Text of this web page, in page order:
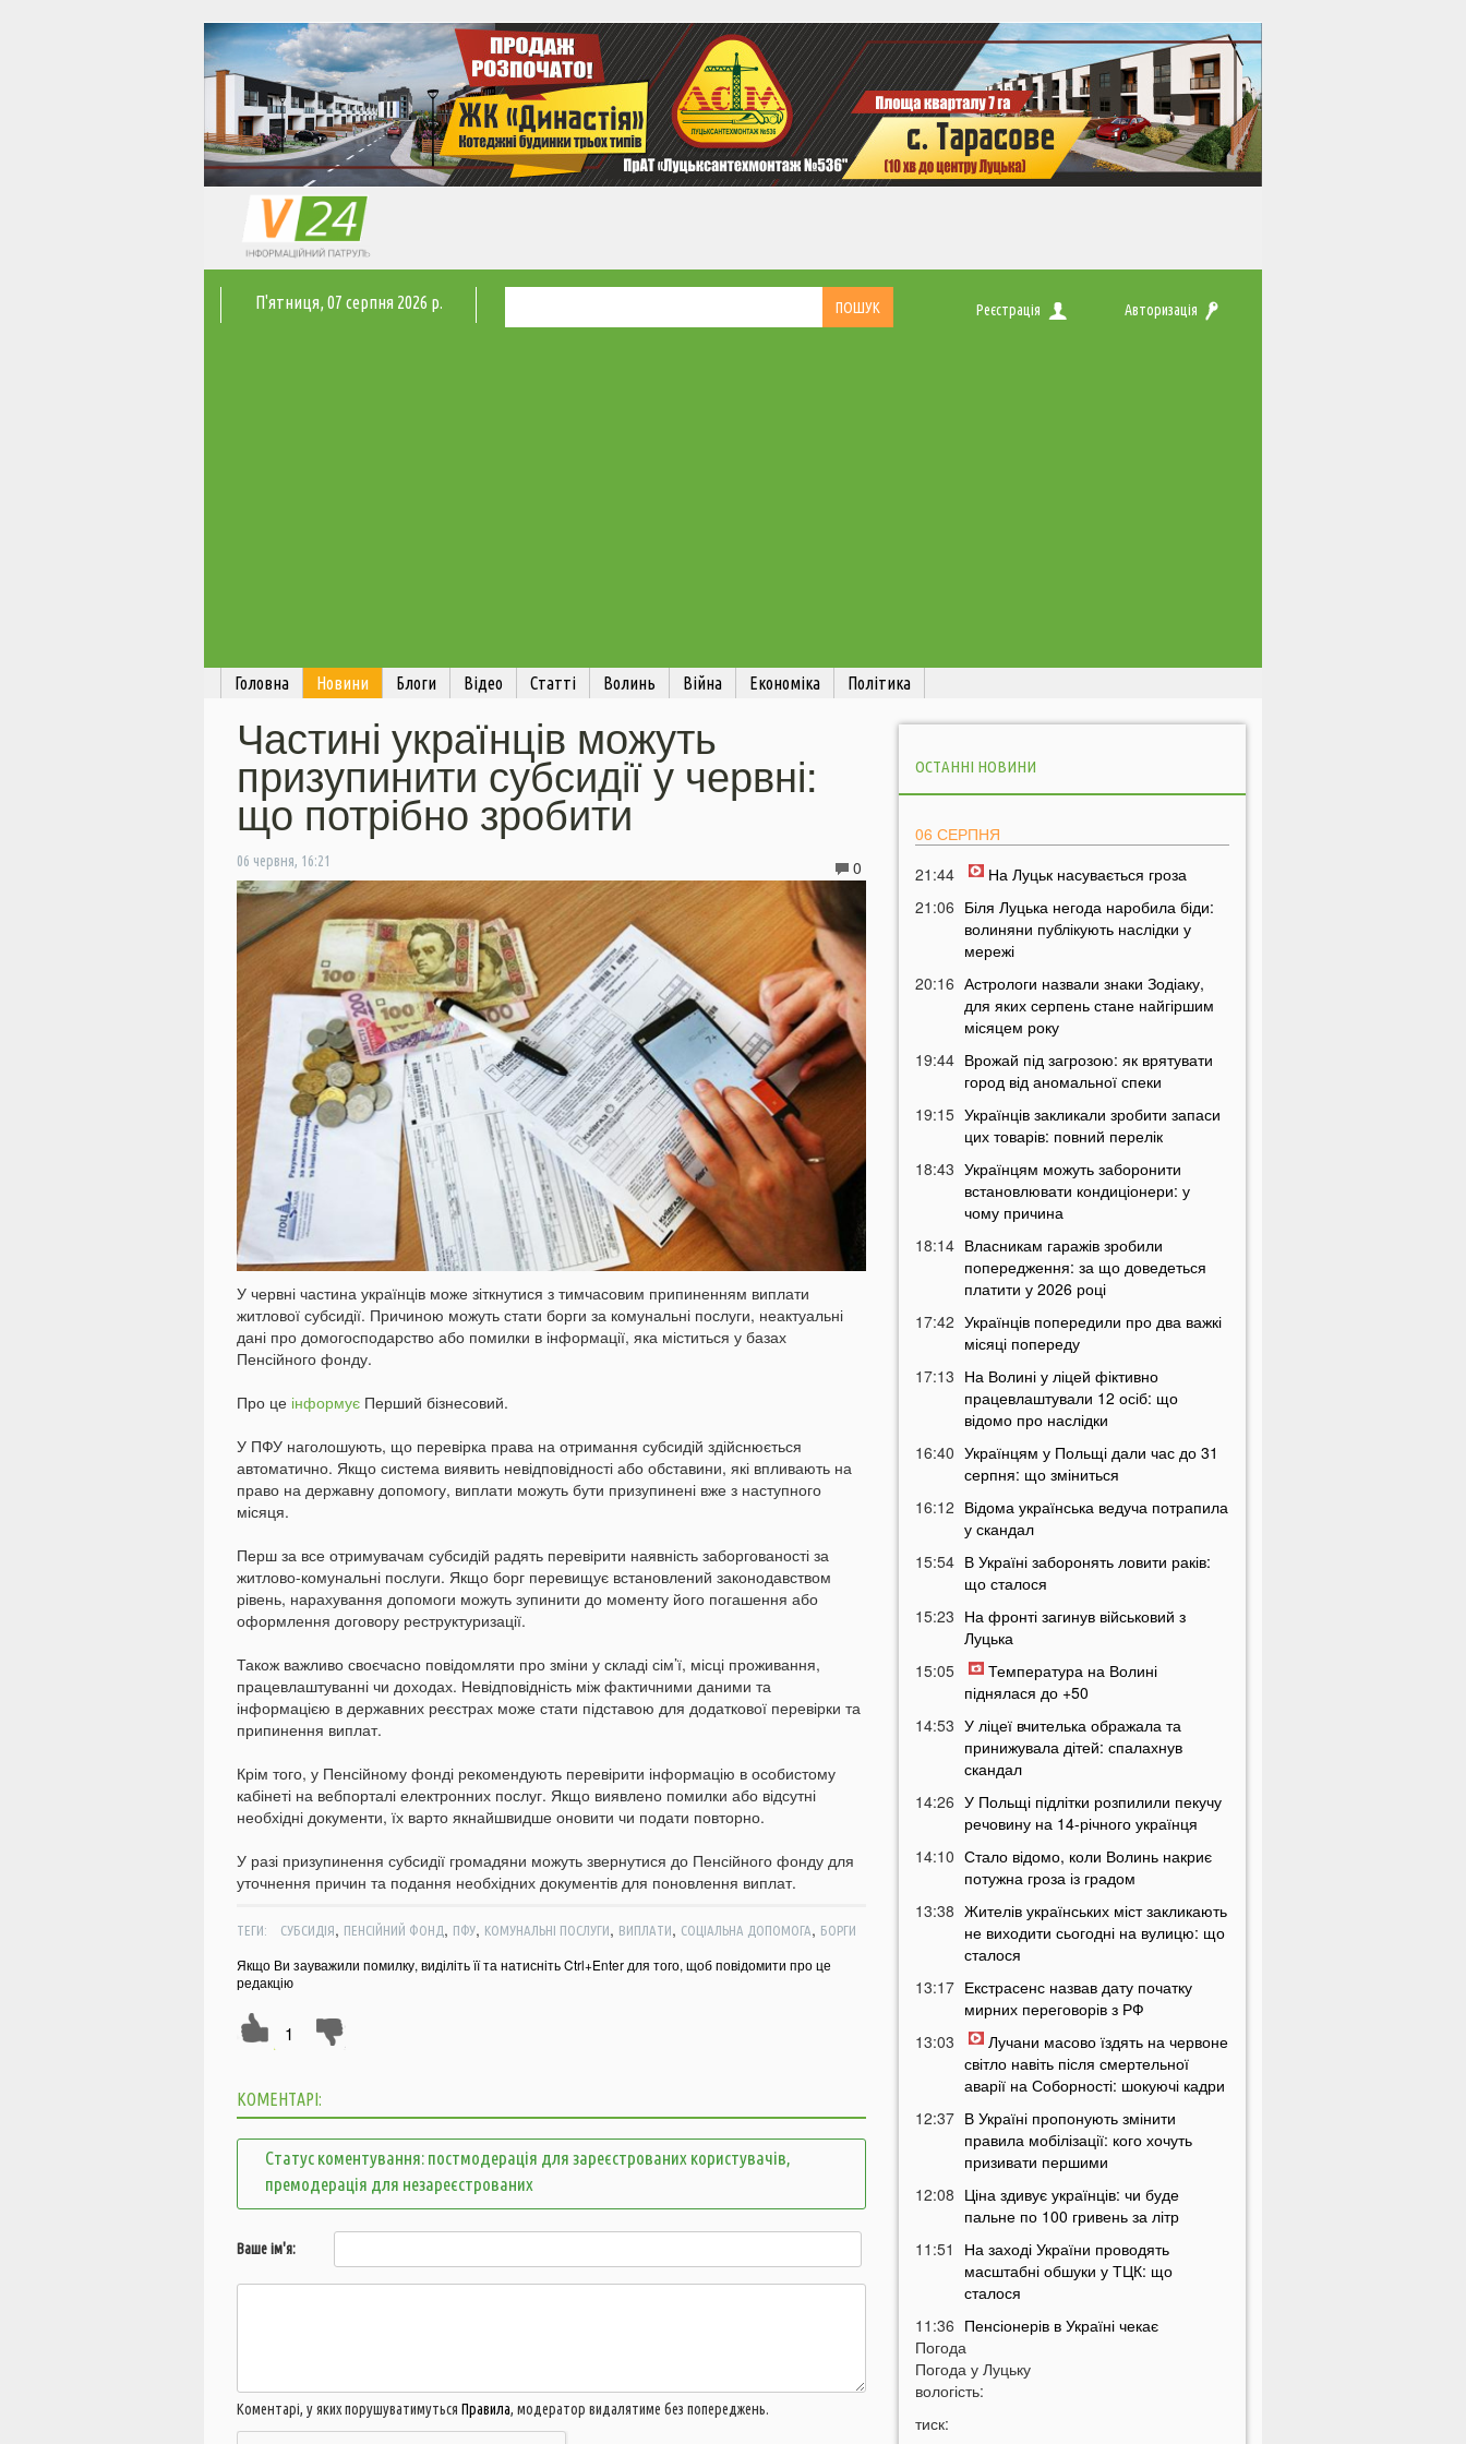
П'ятниця, 07 серпня 2026 р. Реєстрація Авторизація
Головна Новини Блоги Відео Статті Волинь Війна Економіка Політика
Частині українців можуть
призупинити субсидії у червні:
що потрібно зробити
06 червня, 16:21 0
У червні частина українців може зіткнутися з тимчасовим припиненням виплати
житлової субсидії. Причиною можуть стати борги за комунальні послуги, неактуальні
дані про домогосподарство або помилки в інформації, яка міститься у базах
Пенсійного фонду.
Про це інформує Перший бізнесовий.
У ПФУ наголошують, що перевірка права на отримання субсидій здійснюється
автоматично. Якщо система виявить невідповідності або обставини, які впливають на
право на державну допомогу, виплати можуть бути призупинені вже з наступного
місяця.
Перш за все отримувачам субсидій радять перевірити наявність заборгованості за
житлово-комунальні послуги. Якщо борг перевищує встановлений законодавством
рівень, нарахування допомоги можуть зупинити до моменту його погашення або
оформлення договору реструктуризації.
Також важливо своєчасно повідомляти про зміни у складі сім’ї, місці проживання,
працевлаштуванні чи доходах. Невідповідність між фактичними даними та
інформацією в державних реєстрах може стати підставою для додаткової перевірки та
припинення виплат.
Крім того, у Пенсійному фонді рекомендують перевірити інформацію в особистому
кабінеті на вебпорталі електронних послуг. Якщо виявлено помилки або відсутні
необхідні документи, їх варто якнайшвидше оновити чи подати повторно.
У разі призупинення субсидії громадяни можуть звернутися до Пенсійного фонду для
уточнення причин та подання необхідних документів для поновлення виплат.
ТЕГИ: СУБСИДІЯ, ПЕНСІЙНИЙ ФОНД, ПФУ, КОМУНАЛЬНІ ПОСЛУГИ, ВИПЛАТИ, СОЦІАЛЬНА ДОПОМОГА, БОРГИ
Якщо Ви зауважили помилку, виділіть її та натисніть Ctrl+Enter для того, щоб повідомити про це
редакцію
1
КОМЕНТАРІ:
Статус коментування: постмодерація для зареєстрованих користувачів,
премодерація для незареєстрованих
Ваше ім'я:
Коментарі, у яких порушуватимуться Правила, модератор видалятиме без попереджень.
ОСТАННІ НОВИНИ
06 СЕРПНЯ
21:44
На Луцьк насувається гроза
21:06 Біля Луцька негода наробила біди:
волиняни публікують наслідки у
мережі
20:16 Астрологи назвали знаки Зодіаку,
для яких серпень стане найгіршим
місяцем року
19:44 Врожай під загрозою: як врятувати
город від аномальної спеки
19:15 Українців закликали зробити запаси
цих товарів: повний перелік
18:43 Українцям можуть заборонити
встановлювати кондиціонери: у
чому причина
18:14 Власникам гаражів зробили
попередження: за що доведеться
платити у 2026 році
17:42 Українців попередили про два важкі
місяці попереду
17:13 На Волині у ліцей фіктивно
працевлаштували 12 осіб: що
відомо про наслідки
16:40 Українцям у Польщі дали час до 31
серпня: що зміниться
16:12 Відома українська ведуча потрапила
у скандал
15:54 В Україні заборонять ловити раків:
що сталося
15:23 На фронті загинув військовий з
Луцька
15:05
Температура на Волині
піднялася до +50
14:53 У ліцеї вчителька ображала та
принижувала дітей: спалахнув
скандал
14:26 У Польщі підлітки розпилили пекучу
речовину на 14-річного українця
14:10 Стало відомо, коли Волинь накриє
потужна гроза із градом
13:38 Жителів українських міст закликають
не виходити сьогодні на вулицю: що
сталося
13:17 Екстрасенс назвав дату початку
мирних переговорів з РФ
13:03
Лучани масово їздять на червоне
світло навіть після смертельної
аварії на Соборності: шокуючі кадри
12:37 В Україні пропонують змінити
правила мобілізації: кого хочуть
призивати першими
12:08 Ціна здивує українців: чи буде
пальне по 100 гривень за літр
11:51
На заході України проводять
масштабні обшуки у ТЦК: що
сталося
11:36 Пенсіонерів в Україні чекає
масштабна перевірка: кого це
торкнеться
11:07 Україну накриє потужна магнітна
Погода
Погода у Луцьку
вологість:
тиск: